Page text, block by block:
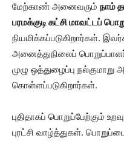
மேற்காண் அனைவரும் நாம்
பரமக்குடி கட்சி மாவட்டப்
நியமிக்கப்படுகிறார்கள்.
அனைத்துநிலைப்
முழு ஒத்துழைப்பு
கொள்ளப்படுகிறார்கள்.
புதிதாகப் பொறுப்பேற்கும்
புரட்சி வாழ்த்துகள்.